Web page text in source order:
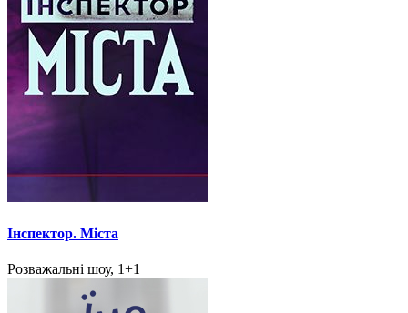
Інспектор. Міста
Розважальні шоу, 1+1